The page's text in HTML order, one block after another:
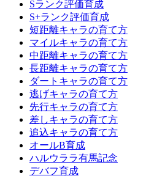
Sランク評価育成
S+ランク評価育成
短距離キャラの育て方
マイルキャラの育て方
中距離キャラの育て方
長距離キャラの育て方
ダートキャラの育て方
逃げキャラの育て方
先行キャラの育て方
差しキャラの育て方
追込キャラの育て方
オールB育成
ハルウララ有馬記念
デバフ育成